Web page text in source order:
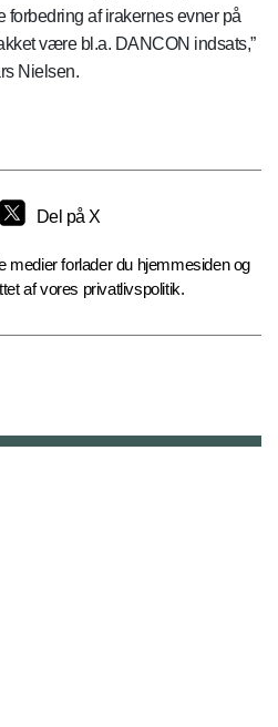
forbedring af irakernes evner på
være bl.a. DANCON indsats,”
Nielsen.
Del på X
medier forlader du hjemmesiden og
af vores privatlivspolitik.